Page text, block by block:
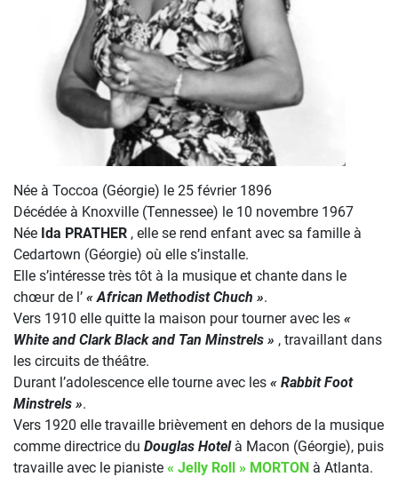
Née à Toccoa (Géorgie) le 25 février 1896
Décédée à Knoxville (Tennessee) le 10 novembre 1967
Née Ida PRATHER , elle se rend enfant avec sa famille à
Cedartown (Géorgie) où elle s’installe.
Elle s’intéresse très tôt à la musique et chante dans le
chœur de l’ « African Methodist Chuch ».
Vers 1910 elle quitte la maison pour tourner avec les «
White and Clark Black and Tan Minstrels » , travaillant dans
les circuits de théâtre.
Durant l’adolescence elle tourne avec les « Rabbit Foot
Minstrels ».
Vers 1920 elle travaille brièvement en dehors de la musique
comme directrice du Douglas Hotelà Macon (Géorgie), puis
travaille avec le pianiste « Jelly Roll » MORTON à Atlanta.